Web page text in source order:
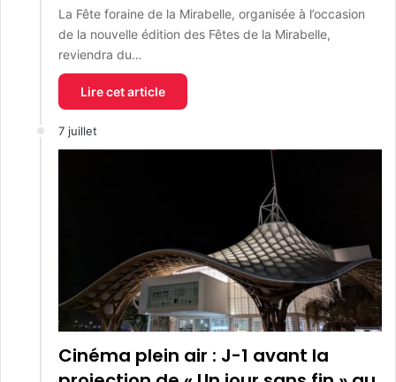
La Fête foraine de la Mirabelle, organisée à l’occasion
de la nouvelle édition des Fêtes de la Mirabelle,
reviendra du…
Lire cet article
7 juillet
Cinéma plein air : J-1 avant la